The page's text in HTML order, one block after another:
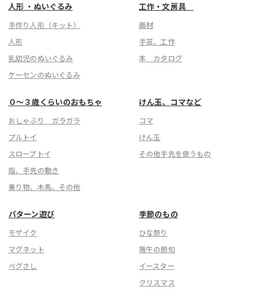
人形 ・ぬいぐるみ
手作り人形（キット）
人形
乳幼児のぬいぐるみ
ケーセンのぬいぐるみ
工作・文房具
画材
手芸、工作
本 カタログ
０〜３歳くらいのおもちゃ
おしゃぶり ガラガラ
プルトイ
スロープトイ
指、手先の動き
乗り物、木馬、その他
けん玉、コマなど
コマ
けん玉
その他手先を使うもの
パターン遊び
モザイク
マグネット
ぺグさし
季節のもの
ひな祭り
端午の節句
イースター
クリスマス